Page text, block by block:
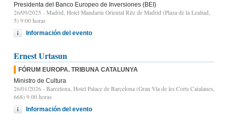
Presidenta del Banco Europeo de Inversiones (BEI)
26/09/2025 - Madrid, Hotel Mandarin Oriental Ritz de Madrid (Plaza de la Lealtad,
5) 9:00 horas
Información del evento
Ernest Urtasun
FÓRUM EUROPA. TRIBUNA CATALUNYA
Ministro de Cultura
26/01/2026 - Barcelona, Hotel Palace de Barcelona (Gran Vía de les Corts Catalanes,
668) 9.00 horas
Información del evento